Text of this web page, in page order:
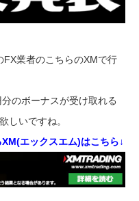
FX業者のこちらのXMで行
のボーナスが受け取れる
しいですね。
エックスエム)はこちら↓